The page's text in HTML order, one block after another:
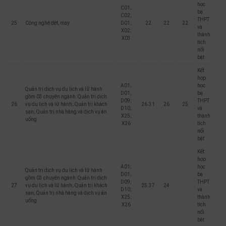
25 Công nghệ dệt, may
C01;
C02;
D01;
X02;
X03
22 22 22
học
bạ
THPT
và
thành
tích
nổi
bật
26
Quản trị dịch vụ du lịch và lữ hành
gồm 03 chuyên ngành: Quản trị dịch
vụ du lịch và lữ hành; Quản trị khách
sạn; Quản trị nhà hàng và dịch vụ ăn
uống
A01;
D01;
D09;
D10;
X25;
X26
26.31 26 25
Kết
hợp
học
bạ
THPT
và
thành
tích
nổi
bật
27
Quản trị dịch vụ du lịch và lữ hành
gồm 03 chuyên ngành: Quản trị dịch
vụ du lịch và lữ hành; Quản trị khách
sạn; Quản trị nhà hàng và dịch vụ ăn
uống
A01;
D01;
D09;
D10;
X25;
X26
25.37 24
Kết
hợp
học
bạ
THPT
và
thành
tích
nổi
bật